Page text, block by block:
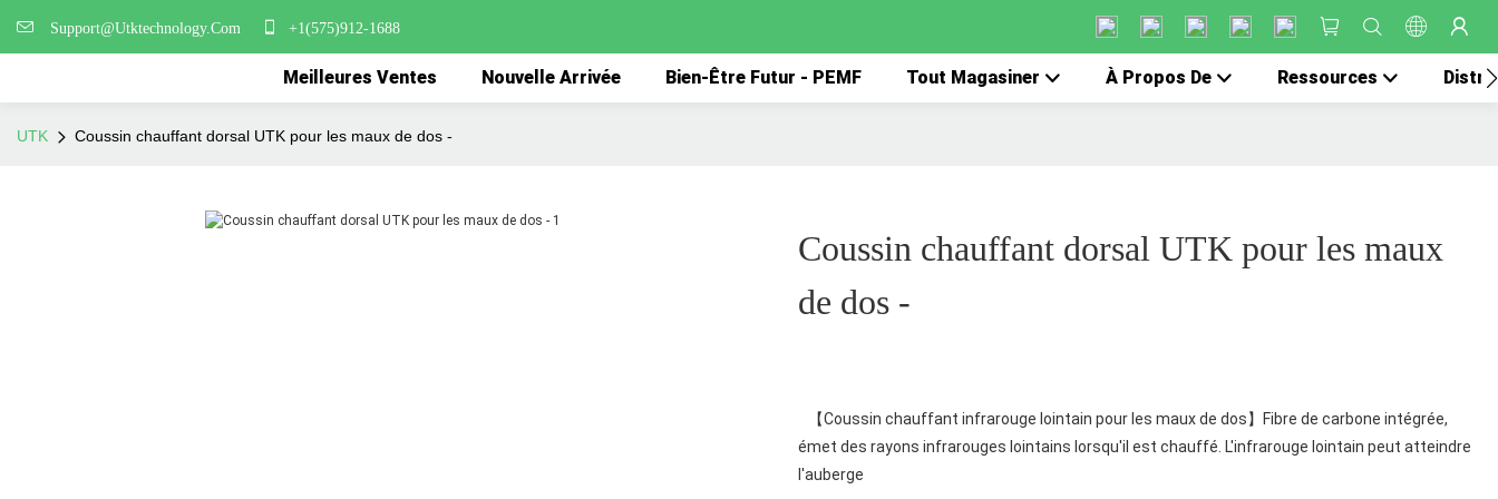
Support@Utktechnology.Com +1(575)912-1688
Meilleures Ventes Nouvelle Arrivée Bien-Être Futur - PEMF Tout Magasiner À Propos De Ressources
UTK Coussin chauffant dorsal UTK pour les maux de dos -
Coussin chauffant dorsal UTK pour les maux
de dos -
【Coussin chauffant infrarouge lointain pour les maux de dos】Fibre de carbone intégrée,
émet des rayons infrarouges lointains lorsqu'il est chauffé. L'infrarouge lointain peut atteindre
l'auberge